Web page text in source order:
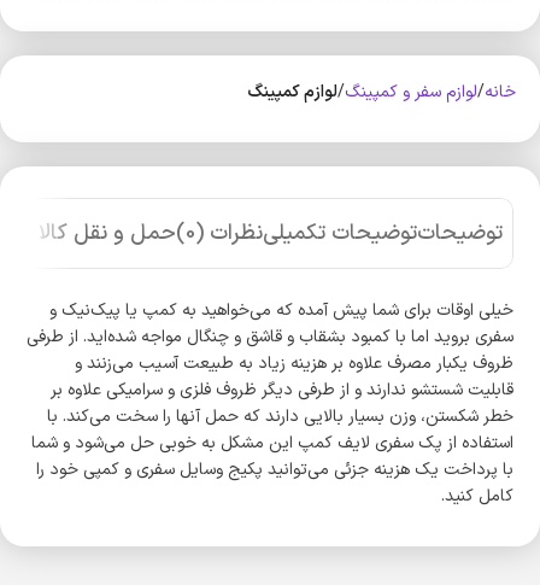
خانه لوازم سفر و کمپینگ لوازم کمپینگ
توضیحاتتوضیحات تکمیلینظرات (0) حمل و نقل کالا
خیلی اوقات برای شما پیش آمده که می‌خواهید به کمپ یا پیک‌نیک و
سفری بروید اما با کمبود بشقاب و قاشق و چنگال مواجه شده‌اید. از طرفی
ظروف یکبار مصرف علاوه بر هزینه زیاد به طبیعت آسیب می‌زنند و
قابلیت شستشو ندارند و از طرفی دیگر ظروف فلزی و سرامیکی علاوه بر
خطر شکستن، وزن بسیار بالایی دارند که حمل آنها را سخت می‌کند. با
استفاده از پک سفری لایف کمپ این مشکل به خوبی حل می‌شود و شما
با پرداخت یک هزینه جزئی می‌توانید پکیج وسایل سفری و کمپی خود را
کامل کنید.